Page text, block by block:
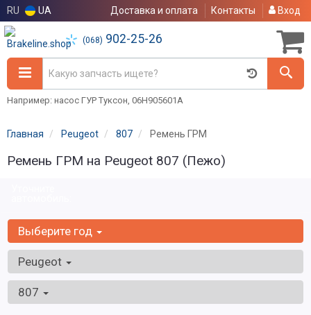
RU UA Доставка и оплата Контакты Вход
(068) 902-25-26
Например: насос ГУР Туксон, 06H905601A
Главная Peugeot 807 Ремень ГРМ
Ремень ГРМ на Peugeot 807 (Пежо)
Выберите год
Peugeot
807